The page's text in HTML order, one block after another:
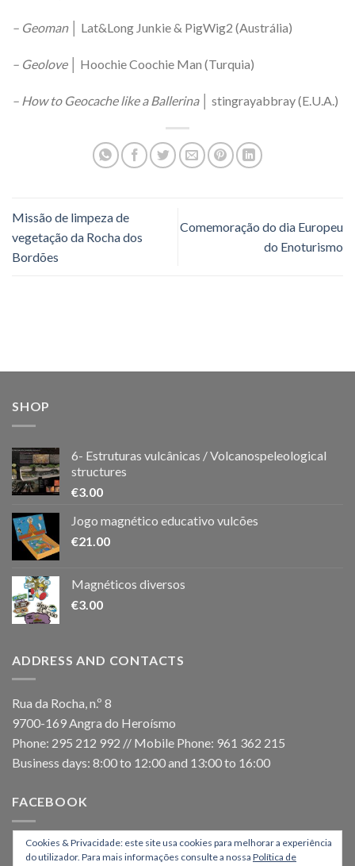
– Geoman│ Lat&Long Junkie & PigWig2 (Austrália)
– Geolove│ Hoochie Coochie Man (Turquia)
– How to Geocache like a Ballerina│ stingrayabbray (E.U.A.)
Missão de limpeza de
vegetação da Rocha dos
Bordões
Comemoração do dia Europeu
do Enoturismo
SHOP
6- Estruturas vulcânicas / Volcanospeleological
structures
€3.00
Jogo magnético educativo vulcões
€21.00
Magnéticos diversos
€3.00
ADDRESS AND CONTACTS
Rua da Rocha, n.º 8
9700-169 Angra do Heroísmo
Phone: 295 212 992 // Mobile Phone: 961 362 215
Business days: 8:00 to 12:00 and 13:00 to 16:00
FACEBOOK
Cookies & Privacidade: este site usa cookies para melhorar a experiência
do utilizador. Para mais informações consulte a nossa Política de